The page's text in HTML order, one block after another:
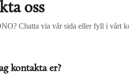
oss
Chatta via vår sida eller fyll i vårt
kontakta er?